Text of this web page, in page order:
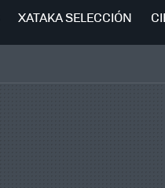
XATAKA SELECCIÓN